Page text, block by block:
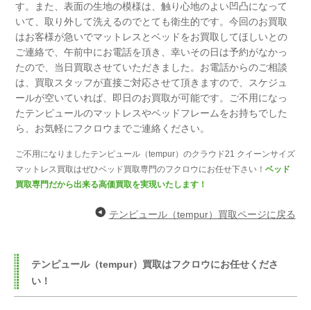
す。
また、表面の生地の模様は、触り心地のよい凹凸になって
いて、取り外して洗えるのでとても衛生的です。今回のお買取
はお客様が急いでマットレスとベッドをお買取してほしいとの
ご連絡で、午前中にお電話を頂き、幸いその日は予約がなかっ
たので、当日買取させていただきました。 お電話からのご相談
は、買取スタッフが直接ご対応させて頂きますので、 スケジュ
ールが空いていれば、即日のお買取が可能です。 ご不用になっ
たテンピュールのマットレスやベッドフレームをお持ちでした
ら、 お気軽にフクロウまでご連絡ください。
ご不用になりましたテンピュール（tempur）のクラウド21 クイーンサイズ
マットレス買取はぜひベッド買取専門のフクロウにお任せ下さい！ベッド
買取専門だから出来る高価買取を実現いたします！
テンピュール（tempur）買取ページに戻る
テンピュール（tempur）買取はフクロウにお任せくださ
い！